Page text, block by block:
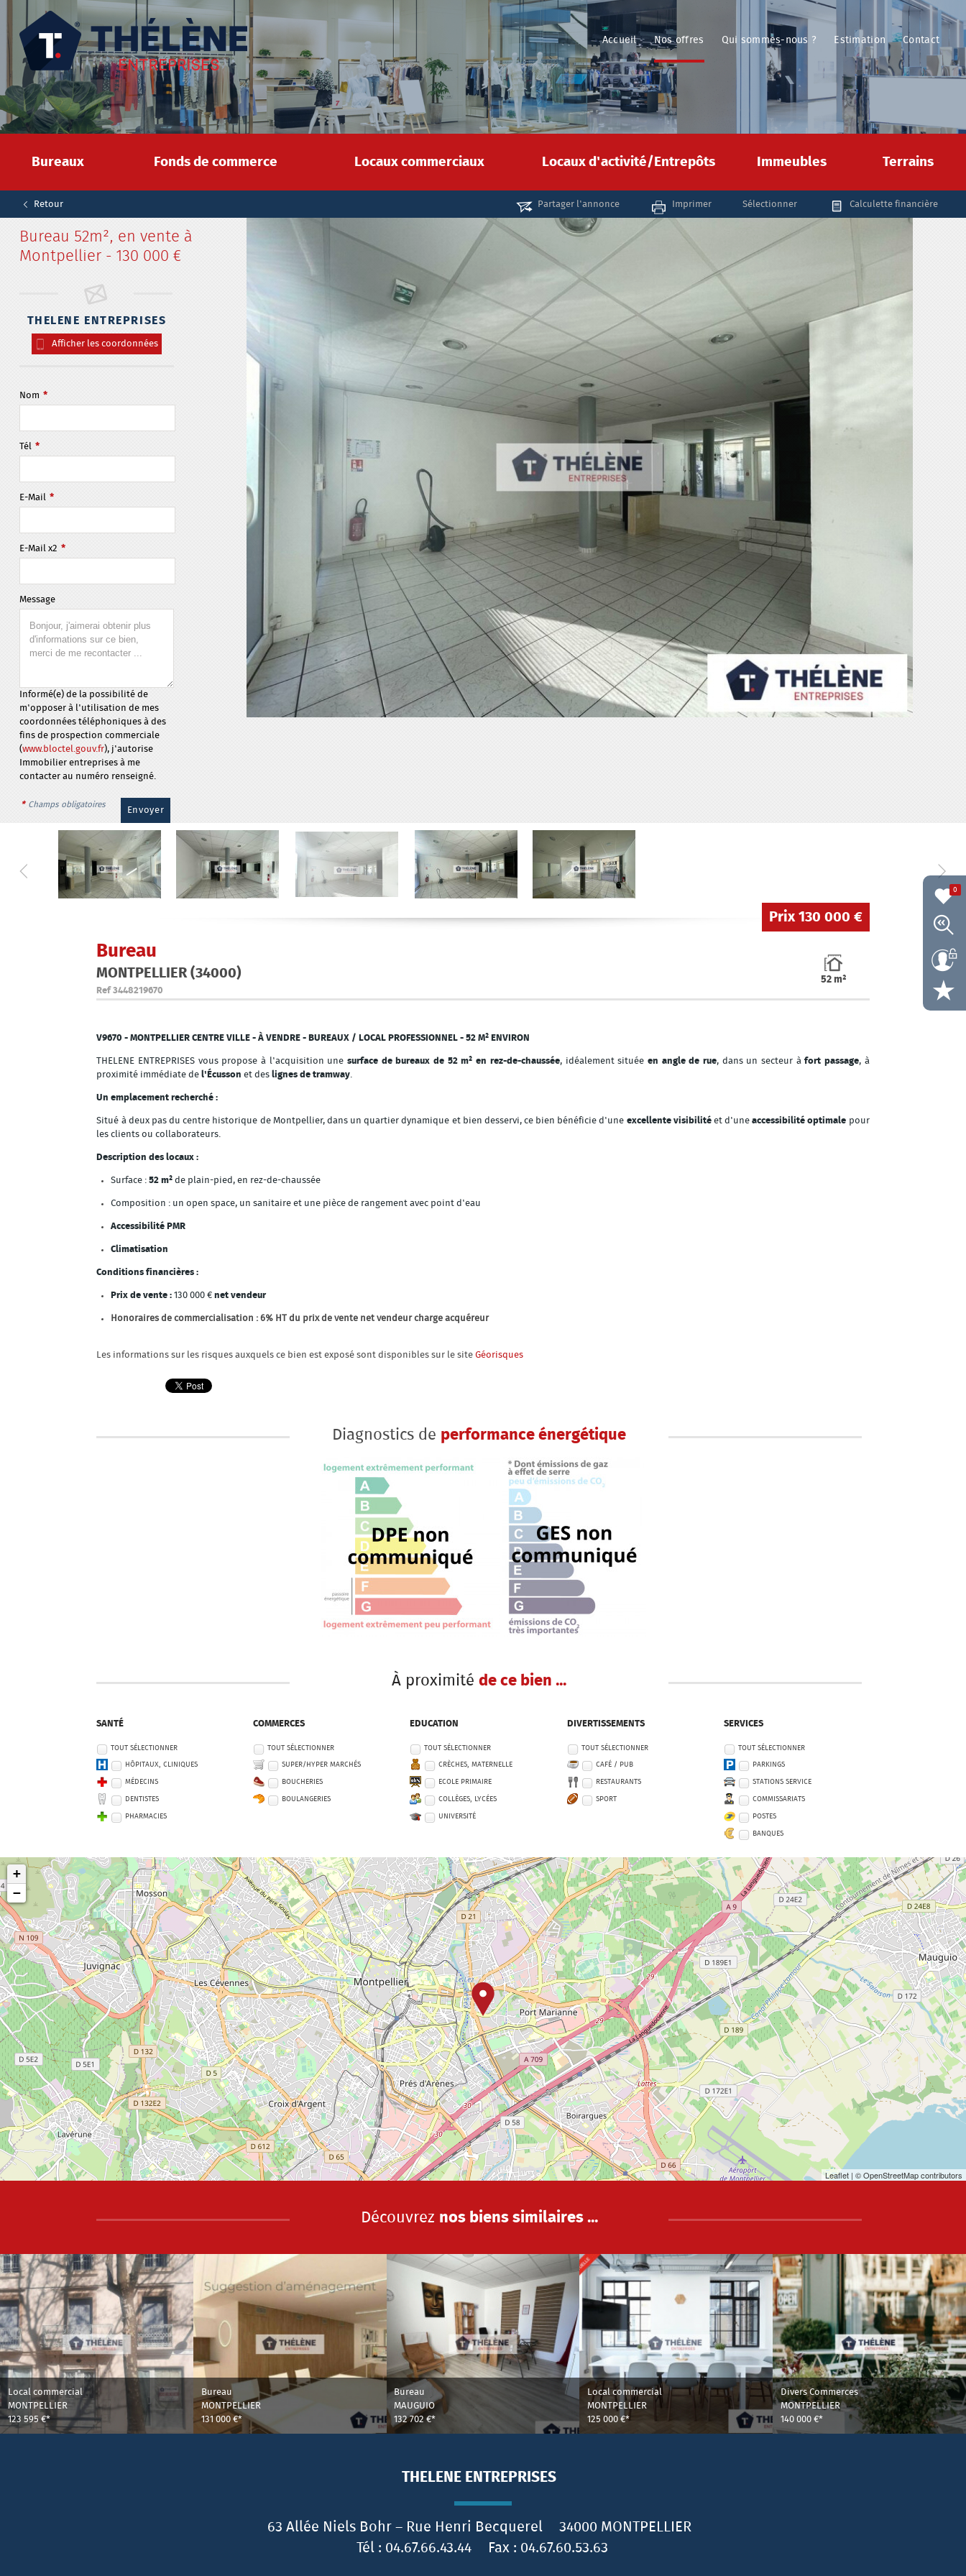
Accueil Nos offres Qui sommes-nous ? Estimation Contact
0
Bureaux Fonds de commerce Locaux commerciaux Locaux d'activité/Entrepôts Immeubles Terrains
Retour Partager l'annonce Imprimer Sélectionner Calculette financière
Bureau 52m², en vente à
Montpellier - 130 000 €
THELENE ENTREPRISES
Afficher les coordonnées
Nom *
Tél *
E-Mail *
E-Mail x2 *
Message
Informé(e) de la possibilité de
m'opposer à l'utilisation de mes
coordonnées téléphoniques à des
fins de prospection commerciale
(www.bloctel.gouv.fr), j'autorise
Immobilier entreprises à me
contacter au numéro renseigné.
* Champs obligatoires
Prix130 000 €
Bureau
MONTPELLIER (34000)
Ref 3448219670
52 m²
V9670 - MONTPELLIER CENTRE VILLE - À VENDRE - BUREAUX / LOCAL PROFESSIONNEL - 52 M² ENVIRON
THELENE ENTREPRISES vous propose à l'acquisition unesurface de bureaux de 52 m² en rez-de-chaussée, idéalement située en angle de rue, dans un secteur àfort passage, à
proximité immédiate del'Écusson et deslignes de tramway.
Un emplacement recherché :
Situé à deux pas du centre historique de Montpellier, dans un quartier dynamique et bien desservi, ce bien bénéficie d'une excellente visibilitéet d'uneaccessibilité optimale pour
les clients ou collaborateurs.
Description des locaux :
Surface :52 m² de plain-pied, en rez-de-chaussée
Composition : un open space, un sanitaire et une pièce de rangement avec point d'eau
Accessibilité PMR
Climatisation
Conditions financières :
Prix de vente : 130 000 €net vendeur
Honoraires de commercialisation : 6% HT du prix de vente net vendeur charge acquéreur
Les informations sur les risques auxquels ce bien est exposé sont disponibles sur le siteGéorisques
Diagnostics de performance énergétique
À proximitéde ce bien ...
SANTÉ
TOUT SÉLECTIONNER
HÔPITAUX, CLINIQUES
MÉDECINS
DENTISTES
PHARMACIES
COMMERCES
TOUT SÉLECTIONNER
SUPER/HYPER MARCHÉS
BOUCHERIES
BOULANGERIES
EDUCATION
TOUT SÉLECTIONNER
CRÈCHES, MATERNELLE
ECOLE PRIMAIRE
COLLÈGES, LYCÉES
UNIVERSITÉ
DIVERTISSEMENTS
TOUT SÉLECTIONNER
CAFÉ / PUB
RESTAURANTS
SPORT
SERVICES
TOUT SÉLECTIONNER
PARKINGS
STATIONS SERVICE
COMMISSARIATS
POSTES
BANQUES
+
−
Leaflet | © OpenStreetMap contributors
Découvrez nos biens similaires ...
Local commercial
MONTPELLIER
123 595 €*
Bureau
MONTPELLIER
131 000 €*
Bureau
MAUGUIO
132 702 €*
Local commercial
MONTPELLIER
125 000 €*
Divers Commerces
MONTPELLIER
140 000 €*
THELENE ENTREPRISES
63 Allée Niels Bohr – Rue Henri Becquerel 34000 MONTPELLIER
Tél : 04.67.66.43.44 Fax : 04.67.60.53.63